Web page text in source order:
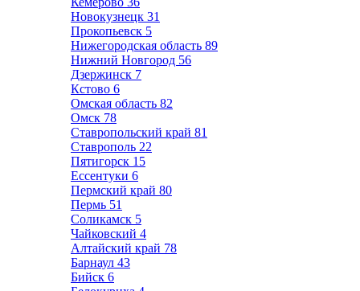
Новокузнецк 31
Прокопьевск 5
Нижегородская область 89
Нижний Новгород 56
Дзержинск 7
Кстово 6
Омская область 82
Омск 78
Ставропольский край 81
Ставрополь 22
Пятигорск 15
Ессентуки 6
Пермский край 80
Пермь 51
Соликамск 5
Чайковский 4
Алтайский край 78
Барнаул 43
Бийск 6